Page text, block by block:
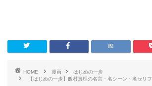
HOME 漫画
はじめの一歩
【はじめの一歩】飯村真理の名言・名シーン・名セリフ